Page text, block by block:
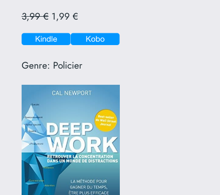
3,99 €1,99 €
Genre: Policier